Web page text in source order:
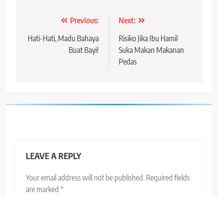
navigation
Previous:
Hati-Hati, Madu Bahaya
Buat Bayi!
Next:
Risiko Jika Ibu Hamil
Suka Makan Makanan
Pedas
LEAVE A REPLY
Your email address will not be published. Required fields
are marked *